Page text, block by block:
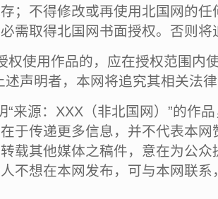
；不得修改或再使用北国网的
需取得北国网书面授权。否则将
权使用作品的，应在授权范围内
述声明者，本网将追究其相关法
“来源：XXX（非北国网）”的作
于传递更多信息，并不代表本
载其他媒体之稿件，意在为公
不想在本网发布，可与本网联